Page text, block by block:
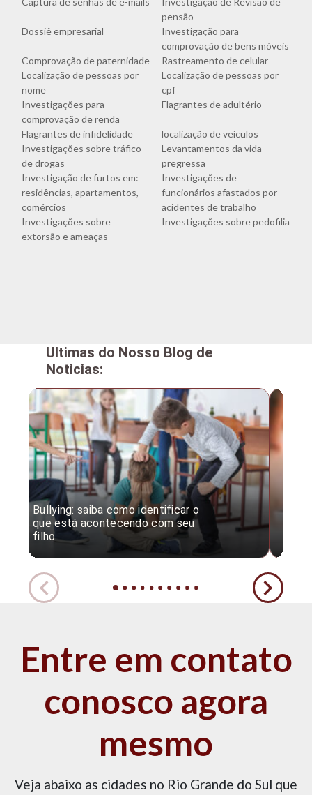
pensão
Dossiê empresarial
Investigação para
comprovação de bens móveis
Comprovação de paternidade
Rastreamento de celular
Localização de pessoas por
nome
Localização de pessoas por
cpf
Investigações para
comprovação de renda
Flagrantes de adultério
Flagrantes de infidelidade
localização de veículos
Investigações sobre tráfico
de drogas
Levantamentos da vida
pregressa
Investigação de furtos em:
residências, apartamentos,
comércios
Investigações de
funcionários afastados por
acidentes de trabalho
Investigações sobre
extorsão e ameaças
Investigações sobre pedofilia
Ultimas do Nosso Blog de
Noticias:
Bullying: saiba como identificar o
que está acontecendo com seu
filho
Entre em contato
conosco agora
mesmo
Veja abaixo as cidades no Rio Grande do Sul que